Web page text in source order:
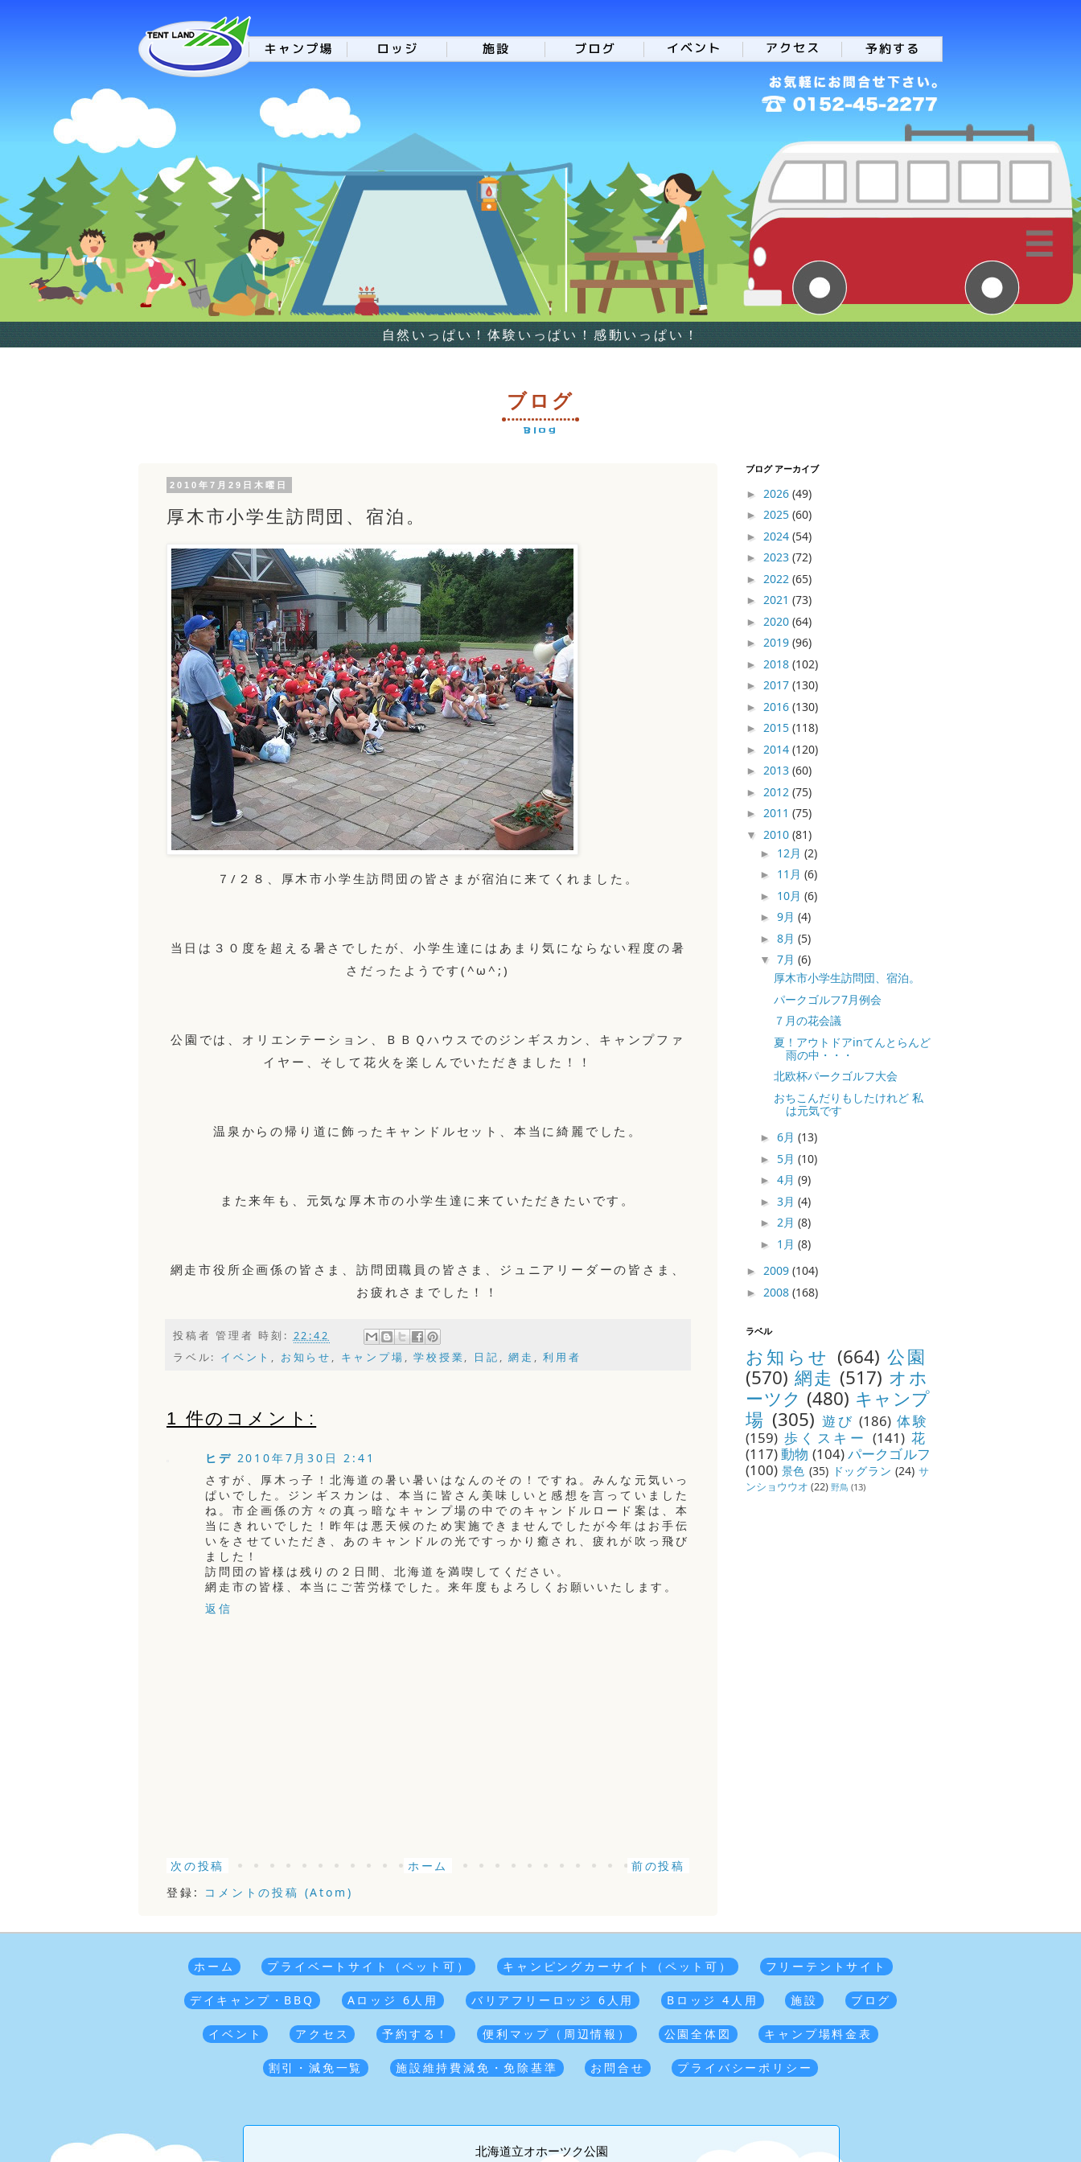
自然いっぱい！体験いっぱい！感動いっぱい！
ブログ
Blog
2010年7月29日木曜日
厚木市小学生訪問団、宿泊。
７/２８、厚木市小学生訪問団の皆さまが宿泊に来てくれました。
当日は３０度を超える暑さでしたが、小学生達にはあまり気にならない程度の暑
さだったようです(^ω^;)
公園では、オリエンテーション、ＢＢＱハウスでのジンギスカン、キャンプファ
イヤー、そして花火を楽しんでいただきました！！
温泉からの帰り道に飾ったキャンドルセット、本当に綺麗でした。
また来年も、元気な厚木市の小学生達に来ていただきたいです。
網走市役所企画係の皆さま、訪問団職員の皆さま、ジュニアリーダーの皆さま、
お疲れさまでした！！
投稿者管理者 時刻: 22:42
ラベル: イベント , お知らせ , キャンプ場 ,学校授業, 日記 ,網走 ,利用者
1 件のコメント:
ヒデ 2010年7月30日 2:41
さすが、厚木っ子！北海道の暑い暑いはなんのその！ですね。みんな元気いっ
ぱいでした。ジンギスカンは、本当に皆さん美味しいと感想を言っていました
ね。市企画係の方々の真っ暗なキャンプ場の中でのキャンドルロード案は、本
当にきれいでした！昨年は悪天候のため実施できませんでしたが今年はお手伝
いをさせていただき、あのキャンドルの光ですっかり癒され、疲れが吹っ飛び
ました！
訪問団の皆様は残りの２日間、北海道を満喫してください。
網走市の皆様、本当にご苦労様でした。来年度もよろしくお願いいたします。
返信
次の投稿 前の投稿
ホーム
登録: コメントの投稿 (Atom)
ブログ アーカイブ
► 2026 (49)
► 2025 (60)
► 2024 (54)
► 2023 (72)
► 2022 (65)
► 2021 (73)
► 2020 (64)
► 2019 (96)
► 2018 (102)
► 2017 (130)
► 2016 (130)
► 2015 (118)
► 2014 (120)
► 2013 (60)
► 2012 (75)
► 2011 (75)
▼ 2010 (81)
► 12月 (2)
► 11月 (6)
► 10月 (6)
► 9月 (4)
► 8月 (5)
▼ 7月 (6)
厚木市小学生訪問団、宿泊。
パークゴルフ7月例会
７月の花会議
夏！アウトドアinてんとらんど
雨の中・・・
北欧杯パークゴルフ大会
おちこんだりもしたけれど 私
は元気です
► 6月 (13)
► 5月 (10)
► 4月 (9)
► 3月 (4)
► 2月 (8)
► 1月 (8)
► 2009 (104)
► 2008 (168)
ラベル
お知らせ (664) 公園
(570) 網走 (517) オホ
ーツク (480) キャンプ
場 (305) 遊び (186) 体験
(159) 歩くスキー (141) 花
(117)動物 (104)パークゴルフ
(100) 景色 (35) ドッグラン (24) サ
ンショウウオ (22) 野鳥 (13)
ホーム プライベートサイト（ペット可） キャンピングカーサイト（ペット可） フリーテントサイト
デイキャンプ・BBQ Aロッジ 6人用 バリアフリーロッジ 6人用 Bロッジ 4人用 施設 ブログ
イベント アクセス 予約する！ 便利マップ（周辺情報） 公園全体図 キャンプ場料金表
割引・減免一覧 施設維持費減免・免除基準 お問合せ プライバシーポリシー
北海道立オホーツク公園